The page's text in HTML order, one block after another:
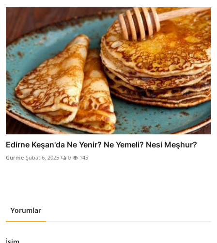
Edirne Keşan'da Ne Yenir? Ne Yemeli? Nesi Meşhur?
Gurme Şubat 6, 2025 0 145
Yorumlar